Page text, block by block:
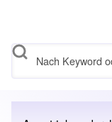
Search